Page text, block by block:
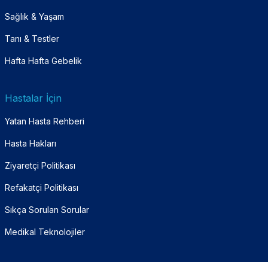
Sağlık & Yaşam
Tanı & Testler
Hafta Hafta Gebelik
Hastalar İçin
Yatan Hasta Rehberi
Hasta Hakları
Ziyaretçi Politikası
Refakatçi Politikası
Sıkça Sorulan Sorular
Medikal Teknolojiler